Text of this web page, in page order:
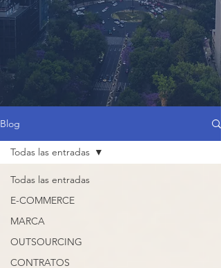
Blog
Todas las entradas
E-COMMERCE
MARCA
OUTSOURCING
CONTRATOS
Todas las entradas